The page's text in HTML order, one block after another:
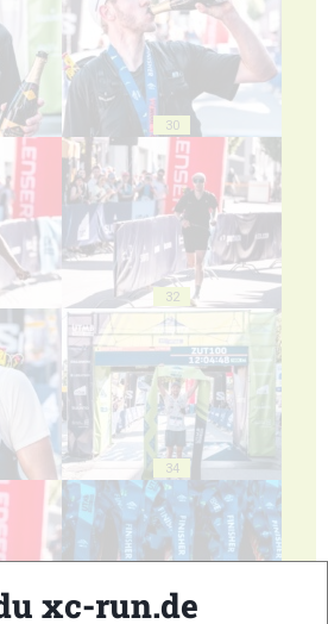
30
32
34
xc-run.de